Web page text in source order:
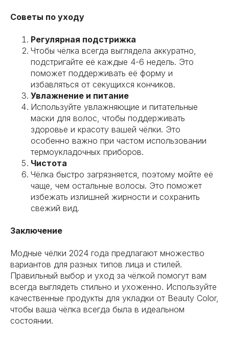
Советы по уходу
Регулярная подстрижка
Чтобы чёлка всегда выглядела аккуратно,
подстригайте её каждые 4-6 недель. Это
поможет поддерживать её форму и
избавляться от секущихся кончиков.
Увлажнение и питание
Используйте увлажняющие и питательные
маски для волос, чтобы поддерживать
здоровье и красоту вашей чёлки. Это
особенно важно при частом использовании
термоукладочных приборов.
Чистота
Чёлка быстро загрязняется, поэтому мойте её
чаще, чем остальные волосы. Это поможет
избежать излишней жирности и сохранить
свежий вид.
Заключение
Модные чёлки 2024 года предлагают множество
вариантов для разных типов лица и стилей.
Правильный выбор и уход за чёлкой помогут вам
всегда выглядеть стильно и ухоженно. Используйте
качественные продукты для укладки от Beauty Color,
чтобы ваша чёлка всегда была в идеальном
состоянии.